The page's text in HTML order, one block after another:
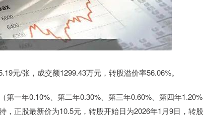
元/张，成交额1299.43万元，转股溢价率56.06%。
一年0.10%、第二年0.30%、第三年0.60%、第四年1.20%
，正股最新价为10.5元，转股开始日为2026年1月9日，转
1.42% 沪深300 4694.44 43.13